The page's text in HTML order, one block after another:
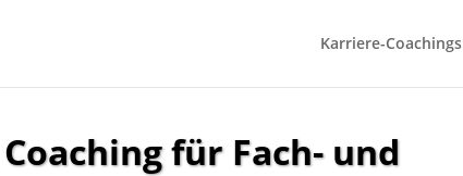
Karriere-Coachings
für Fach- und